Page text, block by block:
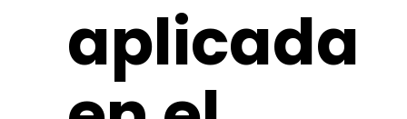
aplicada